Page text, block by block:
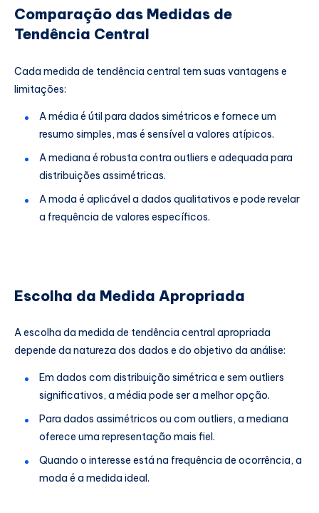
Comparação das Medidas de
Tendência Central
Cada medida de tendência central tem suas vantagens e
limitações:
A média é útil para dados simétricos e fornece um
resumo simples, mas é sensível a valores atípicos.
A mediana é robusta contra outliers e adequada para
distribuições assimétricas.
A moda é aplicável a dados qualitativos e pode revelar
a frequência de valores específicos.
Escolha da Medida Apropriada
A escolha da medida de tendência central apropriada
depende da natureza dos dados e do objetivo da análise:
Em dados com distribuição simétrica e sem outliers
significativos, a média pode ser a melhor opção.
Para dados assimétricos ou com outliers, a mediana
oferece uma representação mais fiel.
Quando o interesse está na frequência de ocorrência, a
moda é a medida ideal.